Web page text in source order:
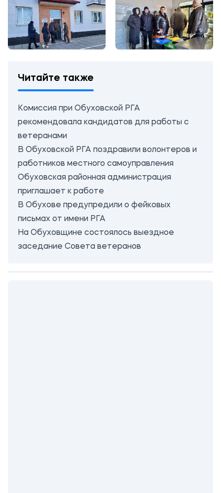
Читайте также
Комиссия при Обуховской РГА
рекомендовала кандидатов для работы с
ветеранами
В Обуховской РГА поздравили волонтеров и
работников местного самоуправления
Обуховская районная администрация
приглашает к работе
В Обухове предупредили о фейковых
письмах от имени РГА
На Обуховщине состоялось выездное
заседание Совета ветеранов